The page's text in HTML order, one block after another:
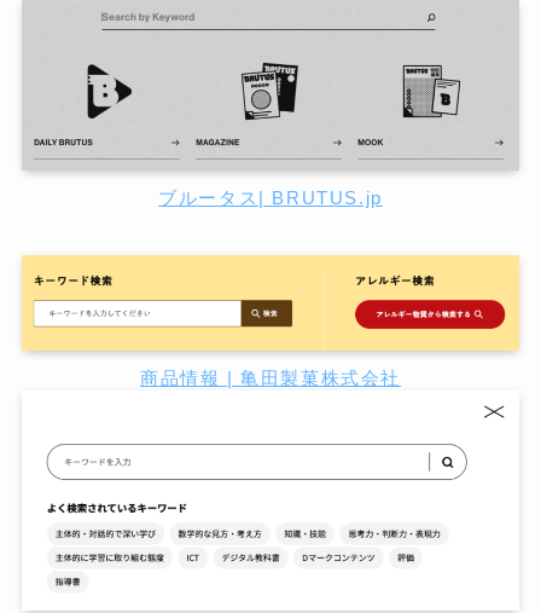
ブルータス| BRUTUS.jp
商品情報 | 亀田製菓株式会社